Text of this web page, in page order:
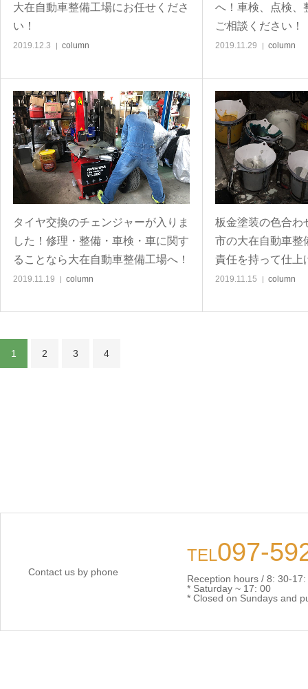
大在自動車整備工場にお任せくださ
い！
2019.12.3 column
へ！車検、点検、
ご相談ください！
2019.11.29 column
タイヤ交換のチェンジャーが入りま
した！修理・整備・車検・車に関す
ることなら大在自動車整備工場へ！
2019.11.19 column
板金塗装の色合わ
市の大在自動車整
責任を持って仕上
2019.11.15 column
1 2 3 4
Contact us by phone
TEL097-
Reception hours / 8: 30-17:
* Saturday ~ 17: 00
* Closed on Sundays and